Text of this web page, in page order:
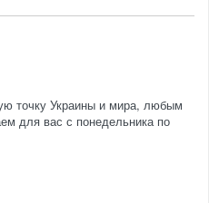
точку Украины и мира, любым
для вас с понедельника по